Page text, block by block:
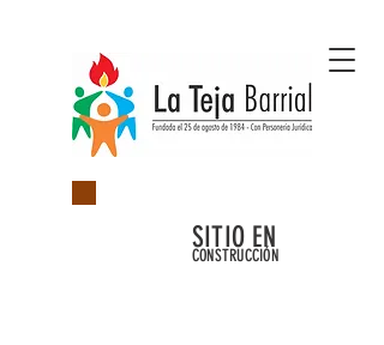
SITIO EN
CONSTRUCCIÓN